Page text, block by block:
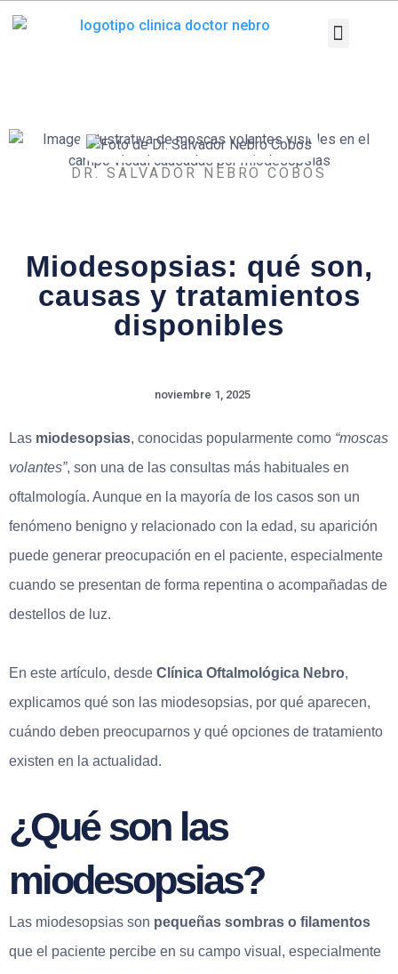
DR. SALVADOR NEBRO COBOS
Miodesopsias: qué son,
causas y tratamientos
disponibles
noviembre 1, 2025
Las miodesopsias, conocidas popularmente como “moscas
volantes”, son una de las consultas más habituales en
oftalmología. Aunque en la mayoría de los casos son un
fenómeno benigno y relacionado con la edad, su aparición
puede generar preocupación en el paciente, especialmente
cuando se presentan de forma repentina o acompañadas de
destellos de luz.
En este artículo, desde Clínica Oftalmológica Nebro,
explicamos qué son las miodesopsias, por qué aparecen,
cuándo deben preocuparnos y qué opciones de tratamiento
existen en la actualidad.
¿Qué son las
miodesopsias?
Las miodesopsias son pequeñas sombras o filamentos
que el paciente percibe en su campo visual, especialmente